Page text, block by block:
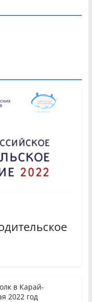
в Карай-
2022 год